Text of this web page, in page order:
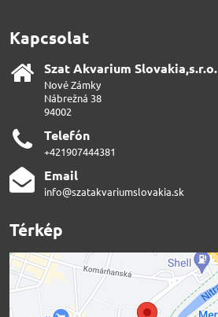
Kapcsolat
Szat Akvarium Slovakia,s​.r​.o​.
Nové Zámky
Nábrežná 38
94002
Telefón
+421907444381
Email
info@szatakvariumslovakia.sk
Térkép